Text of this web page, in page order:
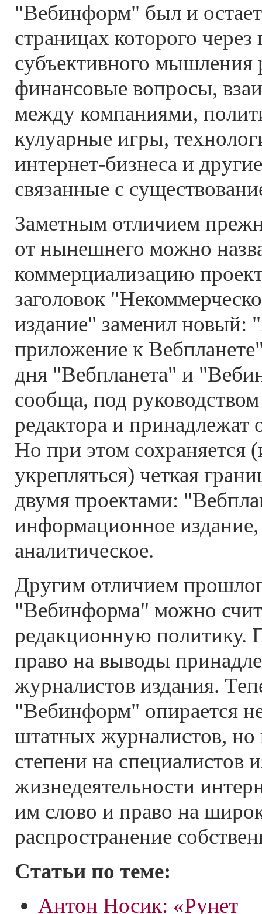
"Вебинформ" был и
страницах которого
субъективного мышления
финансовые вопросы,
между компаниями,
кулуарные игры,
интернет-бизнеса и
связанные с
Заметным отличием
от нынешнего можно
коммерциализацию
заголовок
издание" заменил новый:
приложение к
дня "Вебпланета" и
сообща, под
редактора и принадлежат
Но при этом сохраняется
укрепляться) четкая
двумя проектами:
информационное
аналитическое.
Другим отличием
"Вебинформа" можно
редакционную политику.
право на выводы
журналистов издания.
"Вебинформ" опирается
штатных журналистов, но
степени на специалистов
жизнедеятельности
им слово и право на
распространение
Статьи по теме:
Антон Носик: «Рунет